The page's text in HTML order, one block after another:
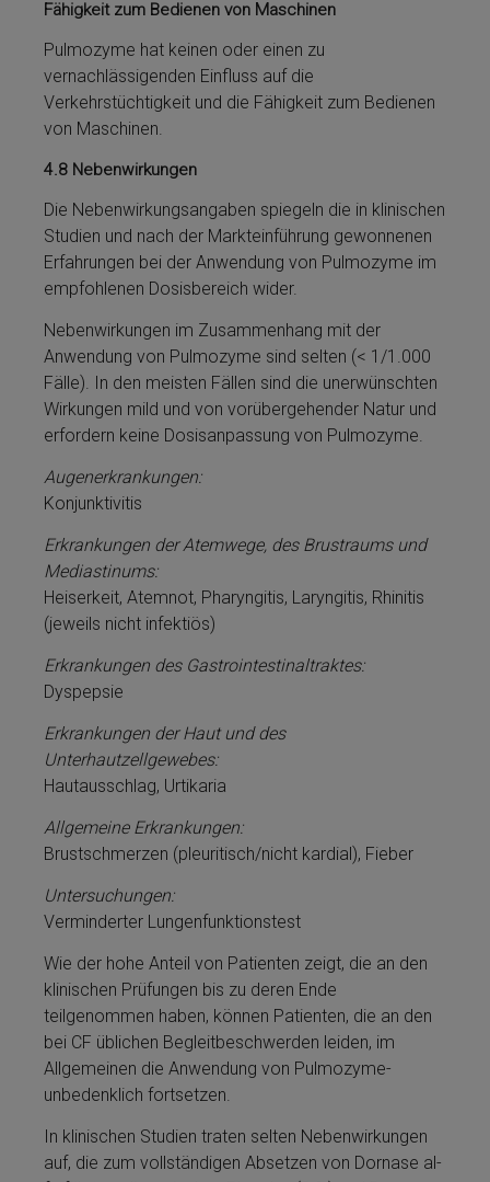
Fähigkeit zum Bedienen von Maschinen
Pulmozyme­ hat keinen oder einen zu
vernachlässigenden Einfluss auf die
Verkehrstüchtigkeit und die Fä­higkeit zum Bedienen
von Maschinen.
4.8 Nebenwirkungen
Die Nebenwirkungsangaben spiegeln die in klinischen
Studien und nach der Markteinführung gewonnenen
Er­fahrungen bei der Anwendung von Pulmozyme­ im
empfohlenen Dosisbereich wider.
Nebenwirkungen im Zusammenhang mit der
Anwendung von Pulmozyme­ sind selten (< 1/1.000
Fälle). In den meisten Fällen sind die unerwünschten
Wirkungen mild und von vo­rü­ber­ge­hend­er Natur und
erfordern keine Dosis­an­pas­sung von Pulmozyme­.
Augenerkrankungen:
Konjunktivitis
Er­krankungen der Atemwege, des Brust­raums und
Mediastinums:
Heiserkeit, Atemnot, Pharyngitis, Laryngitis, Rhinitis
(je­weils nicht infektiös)
Er­krankungen des Gastroin­tes­ti­naltraktes:
Dyspepsie
Er­krankungen der Haut und des
Unterhautzellgewebes:
Haut­aus­schlag, Urtikaria
Allgemeine Er­krankungen:
Brustschmerzen (pleuritisch/nicht kardial), Fieber
Untersuchungen:
Verminderter Lungenfunktionstest
Wie der hohe An­teil von Patienten zeigt, die an den
klinischen Prüfungen bis zu deren Ende
teilgenommen haben, kön­nen Patienten, die an den
bei CF üblichen Begleitbeschwerden leiden, im
Allgemeinen die Anwendung von Pulmozyme­
unbedenklich fortsetzen.
In klinischen Studien traten selten Nebenwirkungen
auf, die zum vollständigen Absetzen von Dor­nase al­